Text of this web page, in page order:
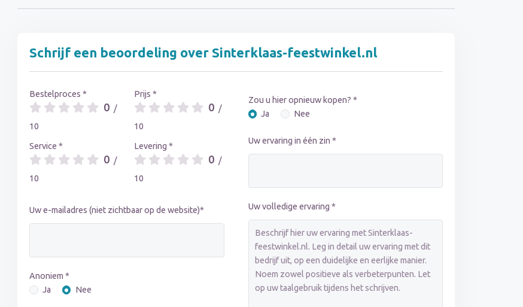
Schrijf een beoordeling over Sinterklaas-feestwinkel.nl
Bestelproces *
0 /
10
Service *
0 /
10
Prijs *
0 /
10
Levering *
0 /
10
Uw e-mailadres (niet zichtbaar op de website)*
Anoniem *
Ja
Nee
Zou u hier opnieuw kopen? *
Ja
Nee
Uw ervaring in één zin *
Uw volledige ervaring *